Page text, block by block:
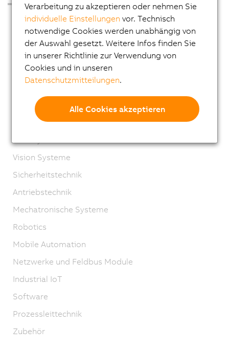
Industrie PCs
Visualisieren und Bedienen
Steuerungssysteme
I/O Systeme
X20 System coated
X67 System
Vision Systeme
Sicherheitstechnik
Antriebstechnik
Mechatronische Systeme
Robotics
Mobile Automation
Netzwerke und Feldbus Module
Industrial IoT
Software
Prozessleittechnik
Zubehör
Verarbeitung zu akzeptieren oder nehmen Sie
individuelle Einstellungen vor. Technisch
notwendige Cookies werden unabhängig von
der Auswahl gesetzt. Weitere Infos finden Sie
in unserer Richtlinie zur Verwendung von
Cookies und in unseren
Datenschutzmitteilungen.
Alle Cookies akzeptieren